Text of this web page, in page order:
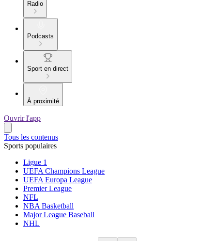
Radio
Podcasts
Sport en direct
À proximité
Ouvrir l'app
Tous les contenus
Sports populaires
Ligue 1
UEFA Champions League
UEFA Europa League
Premier League
NFL
NBA Basketball
Major League Baseball
NHL